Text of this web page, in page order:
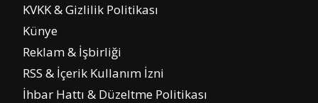
KVKK & Gizlilik Politikası
Künye
Reklam & İşbirliği
RSS & İçerik Kullanım İzni
İhbar Hattı & Düzeltme Politikası